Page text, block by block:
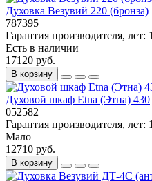
Духовка Везувий 220 (бронза)
787395
Гарантия производителя, лет: 1
Есть в наличии
17120 руб.
В корзину
Духовой шкаф Etna (Этна) 430
052582
Гарантия производителя, лет: 1
Мало
12710 руб.
В корзину